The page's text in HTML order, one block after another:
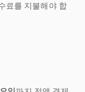
료를 지불해야 합